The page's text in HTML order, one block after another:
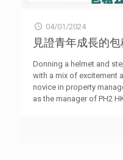
04/01/2024
見證青年成長的
Donning a helmet and
with a mix of excitement
novice in property
as the manager of PH2
administration issues